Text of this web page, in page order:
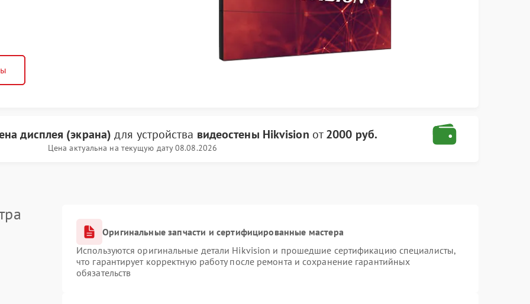
дисплея (экрана) для устройства видеостены Hikvision от2000 руб.
Цена актуальна на текущую дату 08.08.2026
Оригинальные запчасти и сертифицированные мастера
Используются оригинальные детали Hikvision и прошедшие сертификацию специалисты,
что гарантирует корректную работу после ремонта и сохранение гарантийных
обязательств